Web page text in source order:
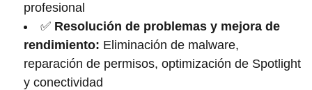
profesional
✅ Resolución de problemas y mejora de
rendimiento: Eliminación de malware,
reparación de permisos, optimización de Spotlight
y conectividad